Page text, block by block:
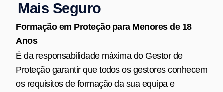
Mais Seguro
Formação em Proteção para Menores de 18
Anos
É da responsabilidade máxima do Gestor de
Proteção garantir que todos os gestores conhecem
os requisitos de formação da sua equipa e